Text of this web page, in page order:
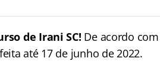
de Irani SC! De acordo
até 17 de junho de 2022.